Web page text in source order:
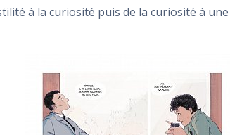
à la curiosité puis de la curiosité à